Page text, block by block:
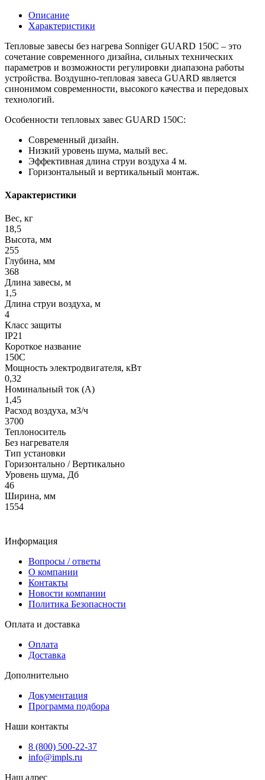
Описание
Характеристики
Тепловые завесы без нагрева Sonniger GUARD 150C – это
сочетание современного дизайна, сильных технических
параметров и возможности регулировки диапазона работы
устройства. Воздушно-тепловая завеса GUARD является
синонимом современности, высокого качества и передовых
технологий.
Особенности тепловых завес GUARD 150C:
Современный дизайн.
Низкий уровень шума, малый вес.
Эффективная длина струи воздуха 4 м.
Горизонтальный и вертикальный монтаж.
Характеристики
Вес, кг
18,5
Высота, мм
255
Глубина, мм
368
Длина завесы, м
1,5
Длина струи воздуха, м
4
Класс защиты
IP21
Короткое название
150C
Мощность электродвигателя, кВт
0,32
Номинальный ток (А)
1,45
Расход воздуха, м3/ч
3700
Теплоноситель
Без нагревателя
Тип установки
Горизонтально / Вертикально
Уровень шума, Дб
46
Ширина, мм
1554
Информация
Вопросы / ответы
О компании
Контакты
Новости компании
Политика Безопасности
Оплата и доставка
Оплата
Доставка
Дополнительно
Документация
Программа подбора
Наши контакты
8 (800) 500-22-37
info@impls.ru
Наш адрес